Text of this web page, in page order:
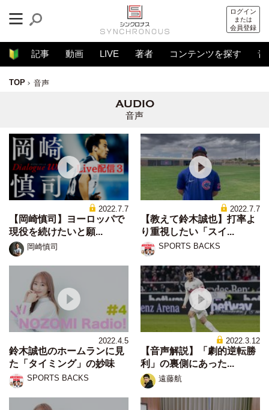
ログイン
または
会員登録
記事 動画 LIVE 著者 コンテンツを探す 音
TOP 音声
音声
2022.7.7
【岡崎慎司】ヨーロッパで
現役を続けたいと願...
岡崎慎司
2022.7.7
【教えて鈴木誠也】打率よ
り重視したい「スイ...
SPORTS BACKS
2022.4.5
鈴木誠也のホームランに見
た「タイミング」の妙味
SPORTS BACKS
2022.3.12
【音声解説】「劇的逆転勝
利」の裏側にあった...
遠藤航